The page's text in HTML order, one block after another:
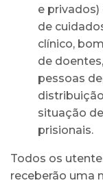
e
de
clínico,
de
pessoas
situação
prisionais.
Todos os
receberão uma